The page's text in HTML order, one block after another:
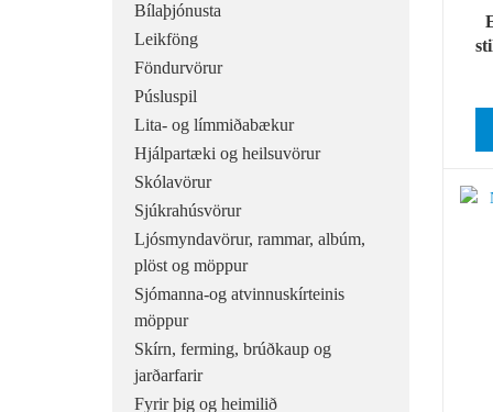
Bílaþjónusta
Leikföng
Föndurvörur
Púsluspil
Lita- og límmiðabækur
Hjálpartæki og heilsuvörur
Skólavörur
Sjúkrahúsvörur
Ljósmyndavörur, rammar, albúm,
plöst og möppur
Sjómanna-og atvinnuskírteinis
möppur
Skírn, ferming, brúðkaup og
jarðarfarir
Fyrir þig og heimilið